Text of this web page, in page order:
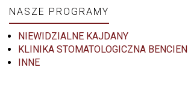
NASZE PROGRAMY
NIEWIDZIALNE KAJDANY
KLINIKA STOMATOLOGICZNA BENCIEN
INNE